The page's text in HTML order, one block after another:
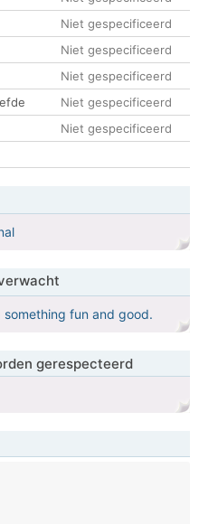
Niet gespecificeerd
Niet gespecificeerd
Niet gespecificeerd
Niet gespecificeerd
Niet gespecificeerd
fun and good.
gerespecteerd